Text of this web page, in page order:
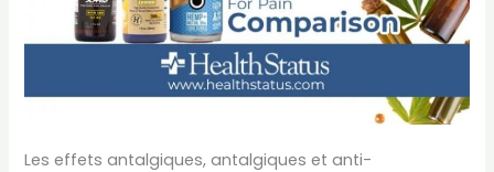
Les effets antalgiques, antalgiques et anti-